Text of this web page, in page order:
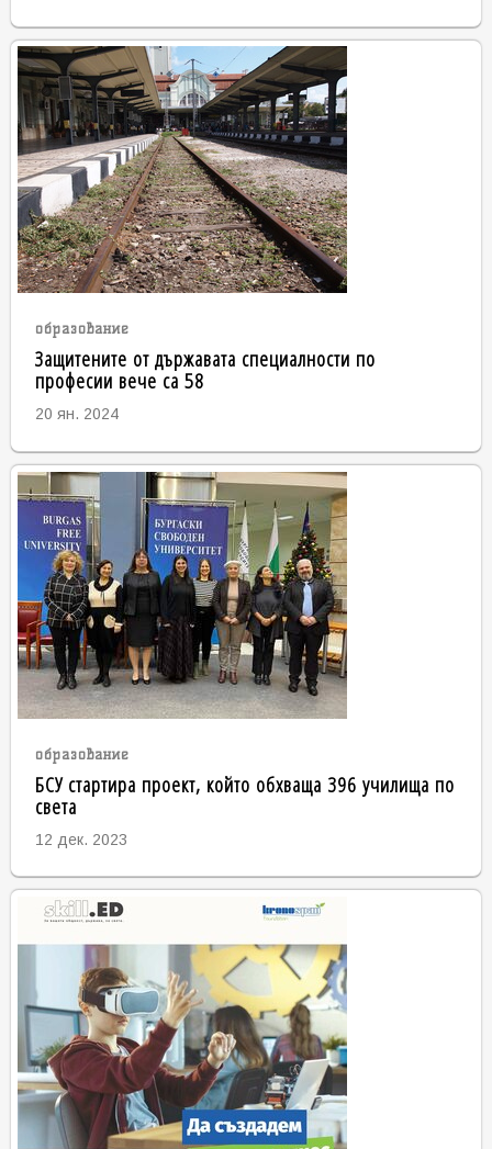
образование
Защитените от държавата специалности по
професии вече са 58
20 ян. 2024
образование
БСУ стартира проект, който обхваща 396 училища по
света
12 дек. 2023